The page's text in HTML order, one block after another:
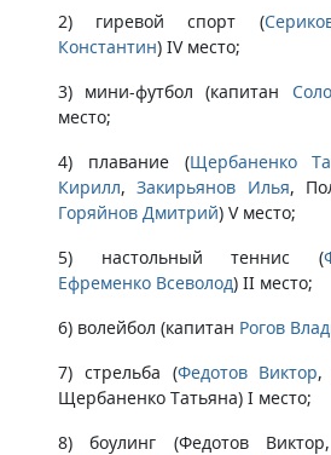
2) гиревой спорт (
Константин) IV место;
3) мини-футбол (капитан
место;
4) плавание (Щербаненко
Кирилл,Закирьянов Илья,
Горяйнов Дмитрий) V место;
5) настольный теннис (
Ефременко Всеволод) II место;
6) волейбол (капитан Рогов
7) стрельба (Федотов Виктор,
Щербаненко Татьяна) I место;
8) боулинг (Федотов